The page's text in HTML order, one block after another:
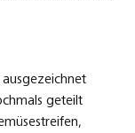
geteilt